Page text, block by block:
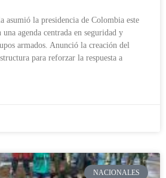
asumió la presidencia de Colombia este
agenda centrada en seguridad y
armados. Anunció la creación del
para reforzar la respuesta a
NACIONALES